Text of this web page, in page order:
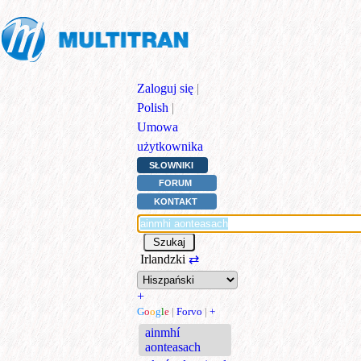
Zaloguj się |
Polish |
Umowa
użytkownika
SŁOWNIKI
FORUM
KONTAKT
Irlandzki ⇄
+
Google | Forvo | +
ainmhí
aonteasach